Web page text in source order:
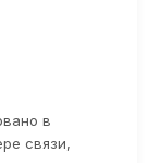
в
связи,